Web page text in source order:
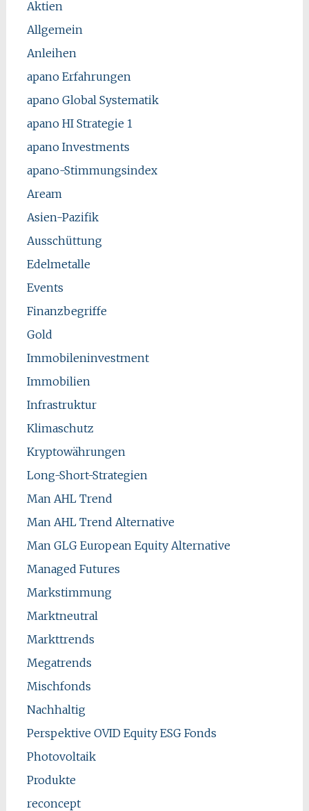
Aktien
Allgemein
Anleihen
apano Erfahrungen
apano Global Systematik
apano HI Strategie 1
apano Investments
apano-Stimmungsindex
Aream
Asien-Pazifik
Ausschüttung
Edelmetalle
Events
Finanzbegriffe
Gold
Immobileninvestment
Immobilien
Infrastruktur
Klimaschutz
Kryptowährungen
Long-Short-Strategien
Man AHL Trend
Man AHL Trend Alternative
Man GLG European Equity Alternative
Managed Futures
Markstimmung
Marktneutral
Markttrends
Megatrends
Mischfonds
Nachhaltig
Perspektive OVID Equity ESG Fonds
Photovoltaik
Produkte
reconcept